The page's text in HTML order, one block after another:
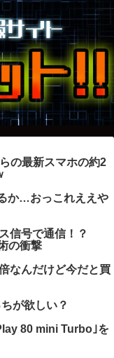
の最新スマホの約2
か…おっこれええや
信号で通信！？
の衝撃
なんだけど今だと買
が欲しい？
80 mini Turbo｣を